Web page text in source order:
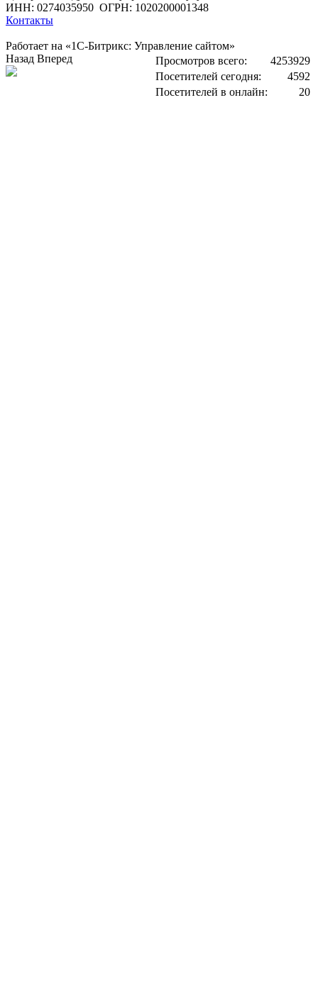
ИНН: 0274035950 ОГРН: 1020200001348
Контакты
Работает на «1С-Битрикс: Управление сайтом»
Просмотров всего:
4253929
Посетителей сегодня:
4592
Посетителей в онлайн:
20
Назад Вперед